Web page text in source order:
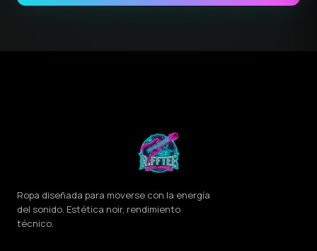
Ropa diseñada para moverse con la energía
del sonido. Estética noir, rendimiento
técnico.